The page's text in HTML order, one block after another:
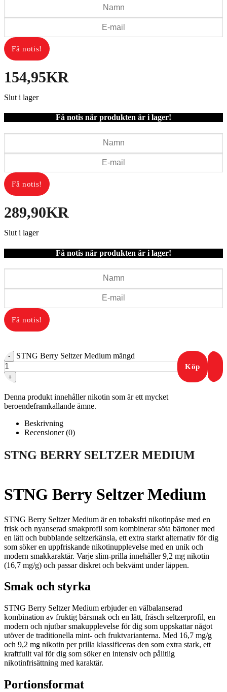
154,95KR
Slut i lager
Få notis när produkten är i lager!
289,90KR
Slut i lager
Få notis när produkten är i lager!
- STNG Berry Seltzer Medium mängd
+
Köp
Denna produkt innehåller nikotin som är ett mycket
beroendeframkallande ämne.
Beskrivning
Recensioner (0)
STNG BERRY SELTZER MEDIUM
STNG Berry Seltzer Medium
STNG Berry Seltzer Medium är en tobaksfri nikotinpåse med en
frisk och nyanserad smakprofil som kombinerar söta bärtoner med
en lätt och bubblande seltzerkänsla, ett extra starkt alternativ för dig
som söker en uppfriskande nikotinupplevelse med en unik och
modern smakkaraktär. Varje slim-prilla innehåller 9,2 mg nikotin
(16,7 mg/g) och passar diskret och bekvämt under läppen.
Smak och styrka
STNG Berry Seltzer Medium erbjuder en välbalanserad
kombination av fruktig bärsmak och en lätt, fräsch seltzerprofil, en
modern och njutbar smakupplevelse för dig som uppskattar något
utöver de traditionella mint- och fruktvarianterna. Med 16,7 mg/g
och 9,2 mg nikotin per prilla klassificeras den som extra stark, ett
kraftfullt val för dig som söker en intensiv och pålitlig
nikotinfrisättning med karaktär.
Portionsformat